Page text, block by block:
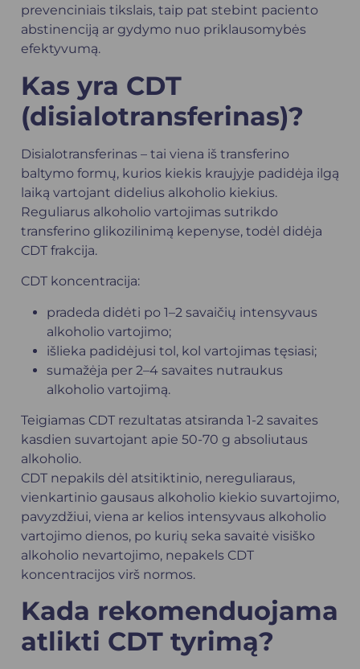
prevenciniais tikslais, taip pat stebint paciento
abstinenciją ar gydymo nuo priklausomybės
efektyvumą.
Kas yra CDT
(disialotransferinas)?
Disialotransferinas – tai viena iš transferino
baltymo formų, kurios kiekis kraujyje padidėja ilgą
laiką vartojant didelius alkoholio kiekius.
Reguliarus alkoholio vartojimas sutrikdo
transferino glikozilinimą kepenyse, todėl didėja
CDT frakcija.
CDT koncentracija:
pradeda didėti po 1–2 savaičių intensyvaus
alkoholio vartojimo;
išlieka padidėjusi tol, kol vartojimas tęsiasi;
sumažėja per 2–4 savaites nutraukus
alkoholio vartojimą.
Teigiamas CDT rezultatas atsiranda 1-2 savaites
kasdien suvartojant apie 50-70 g absoliutaus
alkoholio.
CDT nepakils dėl atsitiktinio, nereguliaraus,
vienkartinio gausaus alkoholio kiekio suvartojimo,
pavyzdžiui, viena ar kelios intensyvaus alkoholio
vartojimo dienos, po kurių seka savaitė visiško
alkoholio nevartojimo, nepakels CDT
koncentracijos virš normos.
Kada rekomenduojama
atlikti CDT tyrimą?